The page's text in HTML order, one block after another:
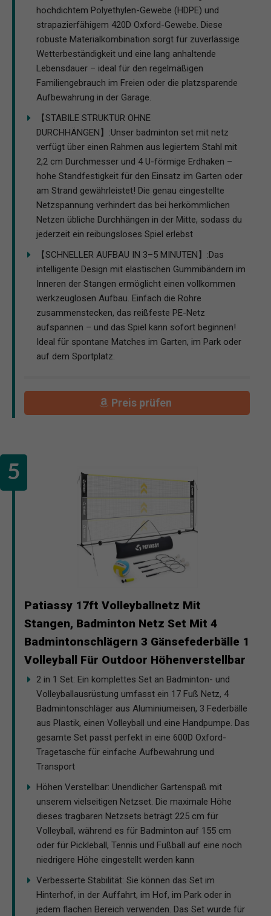
hochdichtem Polyethylen-Gewebe (HDPE) und
strapazierfähigem 420D Oxford-Gewebe. Diese
robuste Materialkombination sorgt für zuverlässige
Wetterbeständigkeit und eine lang anhaltende
Lebensdauer – ideal für den regelmäßigen
Familiengebrauch im Freien oder die platzsparende
Aufbewahrung in der Garage.
【STABILE STRUKTUR OHNE
DURCHHÄNGEN】:Unser badminton set mit netz
verfügt über einen Rahmen aus legiertem Stahl mit
2,2 cm Durchmesser und 4 U-förmige Erdhaken –
hohe Standfestigkeit für den Einsatz im Garten oder
am Strand gewährleistet! Die genau eingestellte
Netzspannung verhindert das bei herkömmlichen
Netzen übliche Durchhängen in der Mitte, sodass du
jederzeit ein reibungsloses Spiel erlebst
【SCHNELLER AUFBAU IN 3–5 MINUTEN】:Das
intelligente Design mit elastischen Gummibändern im
Inneren der Stangen ermöglicht einen vollkommen
werkzeuglosen Aufbau. Einfach die Rohre
zusammenstecken, das reißfeste PE-Netz
aufspannen – und das Spiel kann sofort beginnen!
Ideal für spontane Matches im Garten, im Park oder
auf dem Sportplatz.
Preis prüfen
Patiassy 17ft Volleyballnetz Mit
Stangen, Badminton Netz Set Mit 4
Badmintonschlägern 3 Gänsefederbälle 1
Volleyball Für Outdoor Höhenverstellbar
2 in 1 Set: Ein komplettes Set an Badminton- und
Volleyballausrüstung umfasst ein 17 Fuß Netz, 4
Badmintonschläger aus Aluminiumeisen, 3 Federbälle
aus Plastik, einen Volleyball und eine Handpumpe. Das
gesamte Set passt perfekt in eine 600D Oxford-
Tragetasche für einfache Aufbewahrung und
Transport
Höhen Verstellbar: Unendlicher Gartenspaß mit
unserem vielseitigen Netzset. Die maximale Höhe
dieses tragbaren Netzsets beträgt 225 cm für
Volleyball, während es für Badminton auf 155 cm
oder für Pickleball, Tennis und Fußball auf eine noch
niedrigere Höhe eingestellt werden kann
Verbesserte Stabilität: Sie können das Set im
Hinterhof, in der Auffahrt, im Hof, im Park oder in
jedem flachen Bereich verwenden. Das Set wurde für